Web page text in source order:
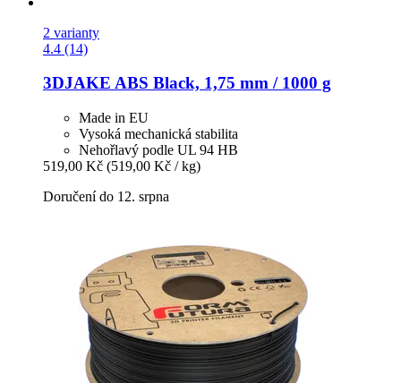
2 varianty
4.4 (14)
3DJAKE ABS Black, 1,75 mm / 1000 g
Made in EU
Vysoká mechanická stabilita
Nehořlavý podle UL 94 HB
519,00 Kč (519,00 Kč / kg)
Doručení do 12. srpna